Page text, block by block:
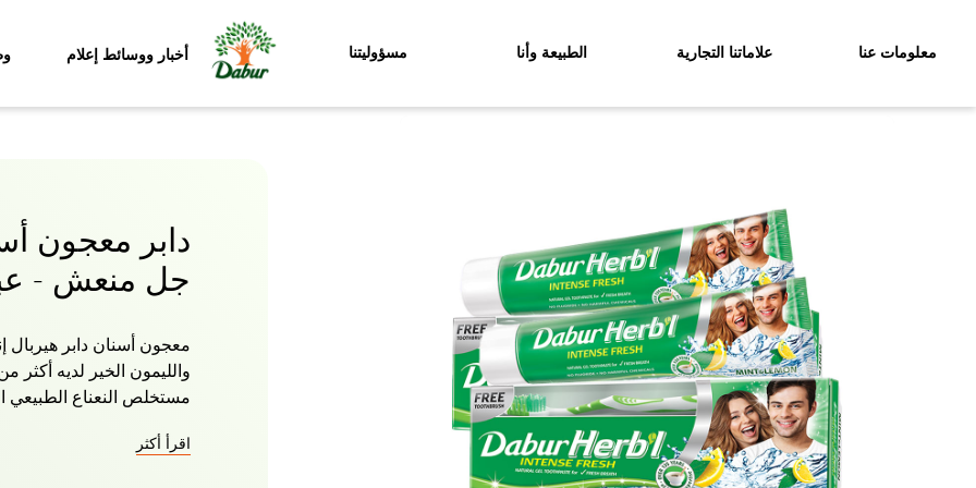
معلومات عنا علاماتنا التجارية الطبيعة وأنا مسؤوليتنا أخبار ووسائط إعلام
دابر معجون
جل منعش -
مستخلص النعناع الطبيعي
كيميائية ضارة. تمنحك
اقرأ أكثر